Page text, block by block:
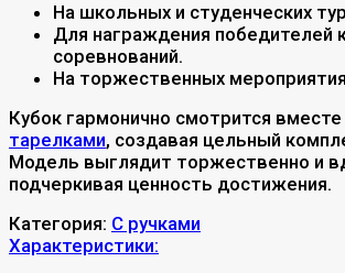
На школьных и студенческих
Для награждения победителей
соревнований.
На торжественных
Кубок гармонично смотрится вместе
тарелками, создавая цельный
Модель выглядит торжественно и
подчеркивая ценность достижения.
Категория: С ручками
Характеристики: